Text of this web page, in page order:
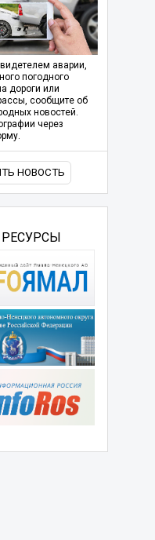
аварии,
погодного
дороги или
сообщите об
новостей.
через
НОВОСТЬ